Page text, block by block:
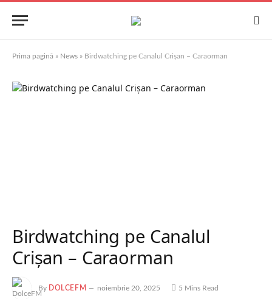
Prima pagină » News » Birdwatching pe Canalul Crișan – Caraorman
Birdwatching pe Canalul
Crișan – Caraorman
By DOLCEFM noiembrie 20, 2025 5 Mins Read